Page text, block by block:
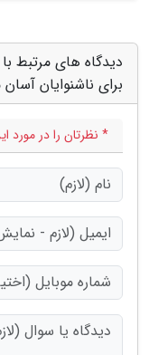
دیدگاه های مرتبط
برای ناشنوایان
* نظرتان را در مورد